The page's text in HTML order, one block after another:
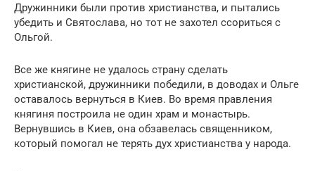
Дружинники были против христианства, и пытались
убедить и Святослава, но тот не захотел ссориться с
Ольгой.
Все же княгине не удалось страну сделать
христианской, дружинники победили, в доводах и Ольге
оставалось вернуться в Киев. Во время правления
княгиня построила не один храм и монастырь.
Вернувшись в Киев, она обзавелась священником,
который помогал не терять дух христианства у народа.